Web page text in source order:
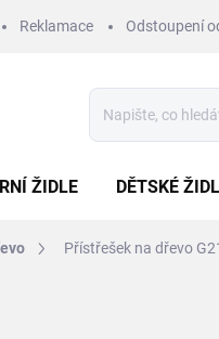
Reklamace Odstoupení
ŽIDLE DĚTSKÉ
Přístřešek na dřevo